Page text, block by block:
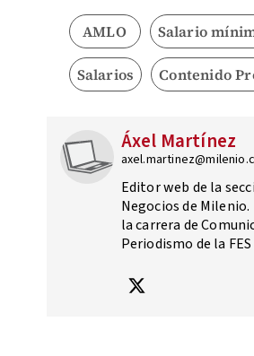
AMLO Salario
Salarios Contenido
Áxel Martínez
Editor web de la
Negocios de Milenio.
la carrera de
Periodismo de la